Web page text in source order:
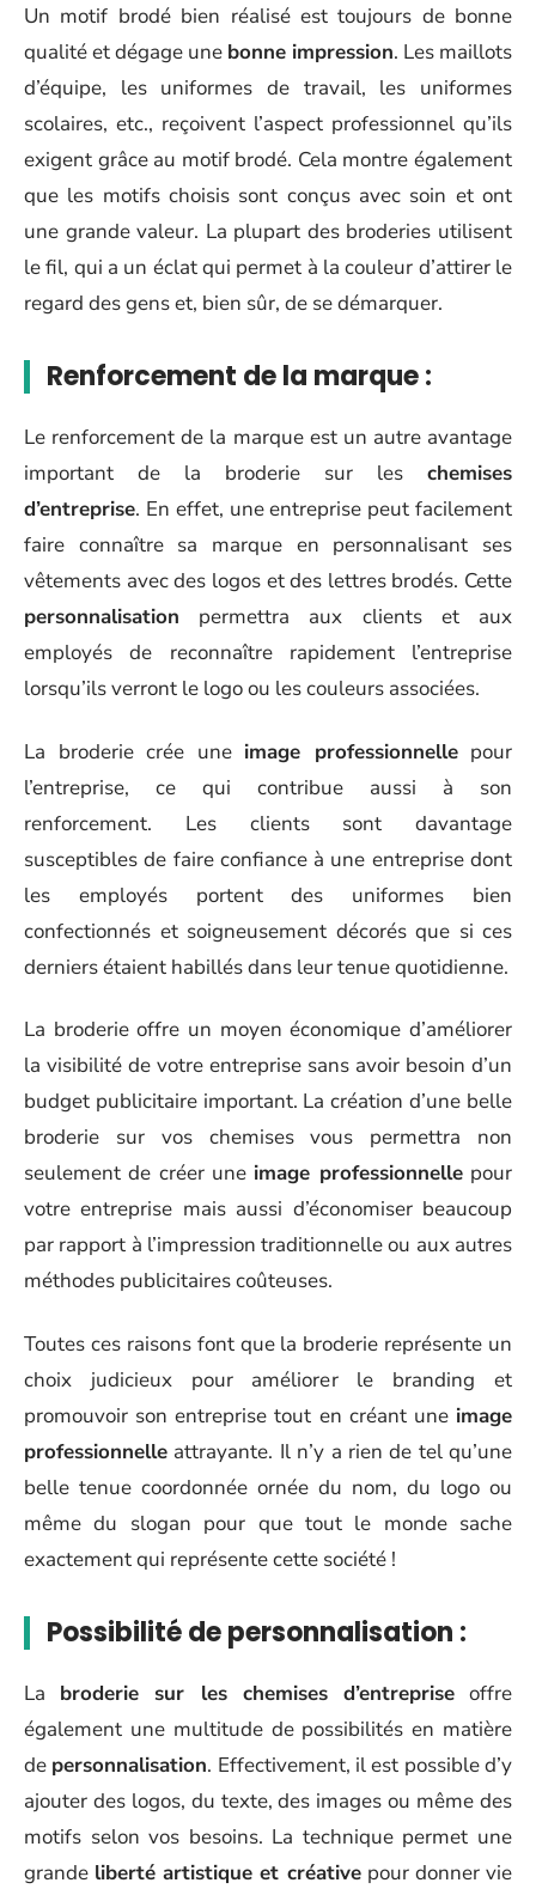
Un motif brodé bien réalisé est toujours de bonne
qualité et dégage une bonne impression. Les maillots
d’équipe, les uniformes de travail, les uniformes
scolaires, etc., reçoivent l’aspect professionnel qu’ils
exigent grâce au motif brodé. Cela montre également
que les motifs choisis sont conçus avec soin et ont
une grande valeur. La plupart des broderies utilisent
le fil, qui a un éclat qui permet à la couleur d’attirer le
regard des gens et, bien sûr, de se démarquer.
Renforcement de la marque :
Le renforcement de la marque est un autre avantage
important de la broderie sur les chemises
d’entreprise. En effet, une entreprise peut facilement
faire connaître sa marque en personnalisant ses
vêtements avec des logos et des lettres brodés. Cette
personnalisation permettra aux clients et aux
employés de reconnaître rapidement l’entreprise
lorsqu’ils verront le logo ou les couleurs associées.
La broderie crée une image professionnellepour
l’entreprise, ce qui contribue aussi à son
renforcement. Les clients sont davantage
susceptibles de faire confiance à une entreprise dont
les employés portent des uniformes bien
confectionnés et soigneusement décorés que si ces
derniers étaient habillés dans leur tenue quotidienne.
La broderie offre un moyen économique d’améliorer
la visibilité de votre entreprise sans avoir besoin d’un
budget publicitaire important. La création d’une belle
broderie sur vos chemises vous permettra non
seulement de créer une image professionnellepour
votre entreprise mais aussi d’économiser beaucoup
par rapport à l’impression traditionnelle ou aux autres
méthodes publicitaires coûteuses.
Toutes ces raisons font que la broderie représente un
choix judicieux pour améliorer le branding et
promouvoir son entreprise tout en créant une image
professionnelle attrayante. Il n’y a rien de tel qu’une
belle tenue coordonnée ornée du nom, du logo ou
même du slogan pour que tout le monde sache
exactement qui représente cette société !
Possibilité de personnalisation :
La broderie sur les chemises d’entrepriseoffre
également une multitude de possibilités en matière
de personnalisation. Effectivement, il est possible d’y
ajouter des logos, du texte, des images ou même des
motifs selon vos besoins. La technique permet une
grande liberté artistique et créativepour donner vie